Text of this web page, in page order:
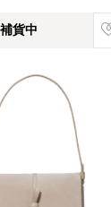
補貨中